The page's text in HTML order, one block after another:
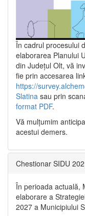
În cadrul procesului
elaborarea Planului
din Județul Olt, vă
fie prin accesarea
https://
Slatina sau prin
format PDF.
Vă mulţumim
acestui demers.
Chestionar SIDU
În perioada actuală,
elaborare a
2027 a Municipiului